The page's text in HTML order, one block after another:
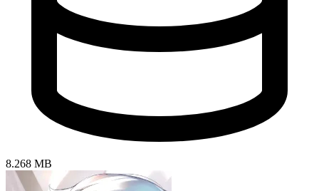
8.268 MB